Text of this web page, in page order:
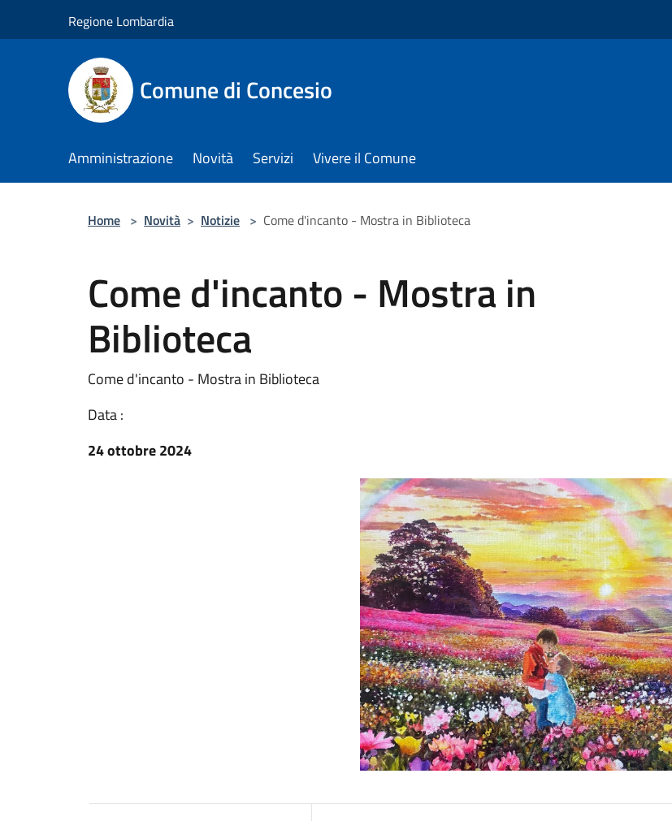
Regione Lombardia
Comune di Concesio
Amministrazione Novità Servizi Vivere il Comune
Home > Novità > Notizie > Come d'incanto - Mostra in Biblioteca
Come d'incanto - Mostra in
Biblioteca
Come d'incanto - Mostra in Biblioteca
Data :
24 ottobre 2024